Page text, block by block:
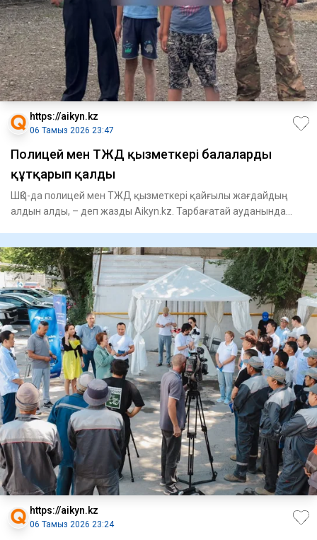
https://aikyn.kz
06 Тамыз 2026 23:47
Полицей мен ТЖД қызметкері балаларды
құтқарып қалды
ШҚО-да полицей мен ТЖД қызметкері қайғылы жағдайдың
алдын алды, – деп жазды Aikyn.kz. Тарбағатай ауданында
https://aikyn.kz
06 Тамыз 2026 23:24